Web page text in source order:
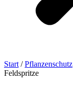
Start /Pflanzenschutz
Feldspritze